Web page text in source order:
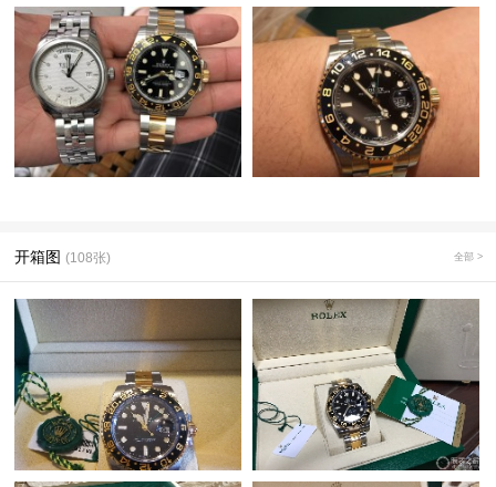
开箱图 (108张) 全部 >